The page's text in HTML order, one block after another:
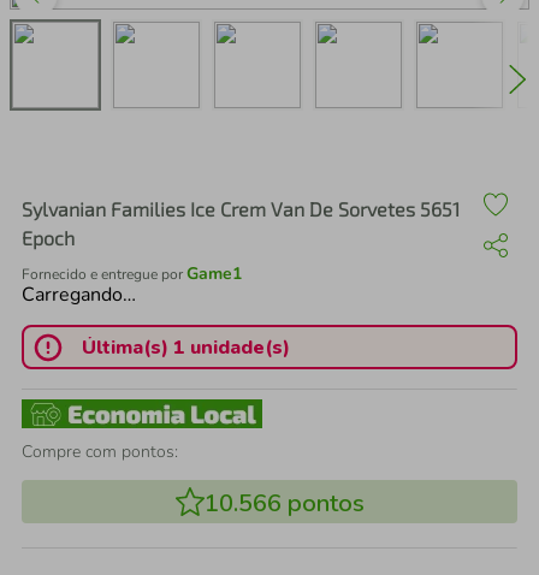
Sylvanian Families Ice Crem Van De Sorvetes 5651
Epoch
Fornecido e entregue porGame1
Carregando…
Última(s) 1 unidade(s)
Compre com pontos:
10.566 pontos
perfume